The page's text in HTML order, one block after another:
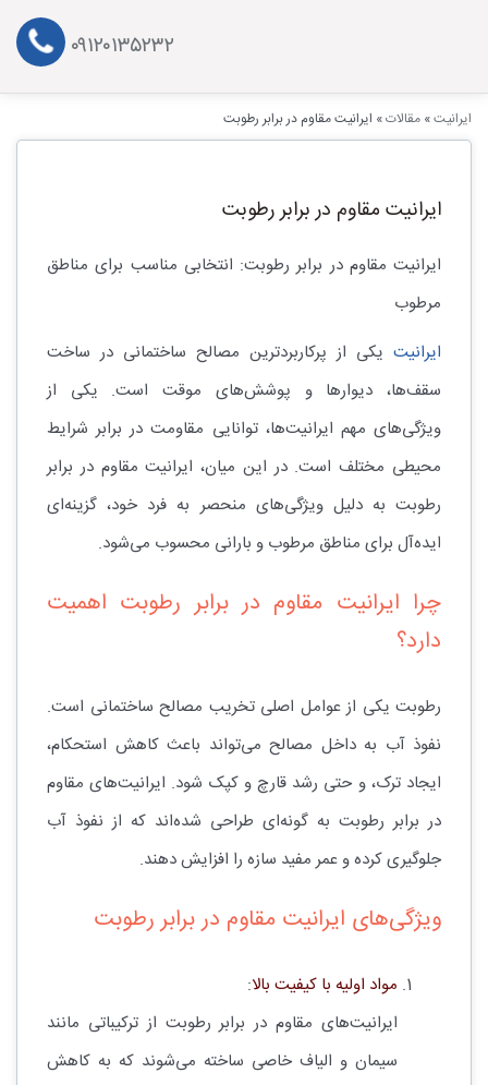
۰۹۱۲۰۱۳۵۲۳۲
ایرانیت» مقالات» ایرانیت مقاوم در برابر رطوبت
ایرانیت مقاوم در برابر رطوبت
ایرانیت مقاوم در برابر رطوبت: انتخابی مناسب برای مناطق
مرطوب
ایرانیت یکی از پرکاربردترین مصالح ساختمانی در ساخت
سقف‌ها، دیوارها و پوشش‌های موقت است. یکی از
ویژگی‌های مهم ایرانیت‌ها، توانایی مقاومت در برابر شرایط
محیطی مختلف است. در این میان، ایرانیت مقاوم در برابر
رطوبت به دلیل ویژگی‌های منحصر به فرد خود، گزینه‌ای
ایده‌آل برای مناطق مرطوب و بارانی محسوب می‌شود.
چرا ایرانیت مقاوم در برابر رطوبت اهمیت
دارد؟
رطوبت یکی از عوامل اصلی تخریب مصالح ساختمانی است.
نفوذ آب به داخل مصالح می‌تواند باعث کاهش استحکام،
ایجاد ترک، و حتی رشد قارچ و کپک شود. ایرانیت‌های مقاوم
در برابر رطوبت به گونه‌ای طراحی شده‌اند که از نفوذ آب
جلوگیری کرده و عمر مفید سازه را افزایش دهند.
ویژگی‌های ایرانیت مقاوم در برابر رطوبت
مواد اولیه با کیفیت بالا:
ایرانیت‌های مقاوم در برابر رطوبت از ترکیباتی مانند
سیمان و الیاف خاصی ساخته می‌شوند که به کاهش